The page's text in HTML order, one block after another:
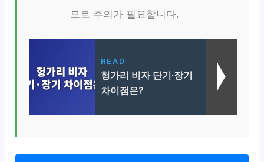
므로 주의가 필요합니다.
READ
헝가리 비자 단기·장기
차이점은?